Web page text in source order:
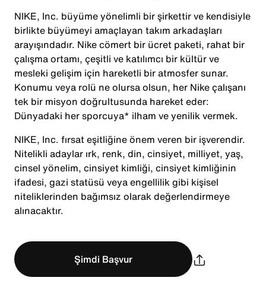
NIKE, Inc. büyüme yönelimli bir şirkettir ve kendisiyle
birlikte büyümeyi amaçlayan takım arkadaşları
arayışındadır. Nike cömert bir ücret paketi, rahat bir
çalışma ortamı, çeşitli ve katılımcı bir kültür ve
mesleki gelişim için hareketli bir atmosfer sunar.
Konumu veya rolü ne olursa olsun, her Nike çalışanı
tek bir misyon doğrultusunda hareket eder:
Dünyadaki her sporcuya* ilham ve yenilik vermek.
NIKE, Inc. fırsat eşitliğine önem veren bir işverendir.
Nitelikli adaylar ırk, renk, din, cinsiyet, milliyet, yaş,
cinsel yönelim, cinsiyet kimliği, cinsiyet kimliğinin
ifadesi, gazi statüsü veya engellilik gibi kişisel
niteliklerinden bağımsız olarak değerlendirmeye
alınacaktır.
Şimdi Başvur